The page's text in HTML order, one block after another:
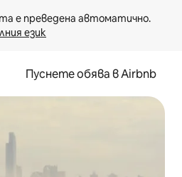
език
Пуснете обява в Airbnb